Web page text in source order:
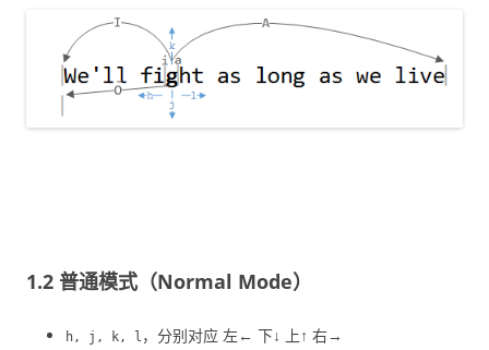
1.2 普通模式（Normal Mode）
h, j, k, l ，分别对应 左← 下↓ 上↑ 右→